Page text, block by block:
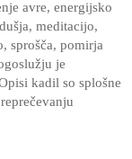
avre, energijsko
meditacijo,
sprošča, pomirja
je
kadil so splošne